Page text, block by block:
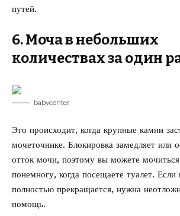
путей.
6. Моча в небольших
количествах за один
babycenter
Это происходит, когда крупные камни
мочеточнике. Блокировка замедляет или
отток мочи, поэтому вы можете мочиться
понемногу, когда посещаете туалет.
полностью прекращается, нужна
помощь.